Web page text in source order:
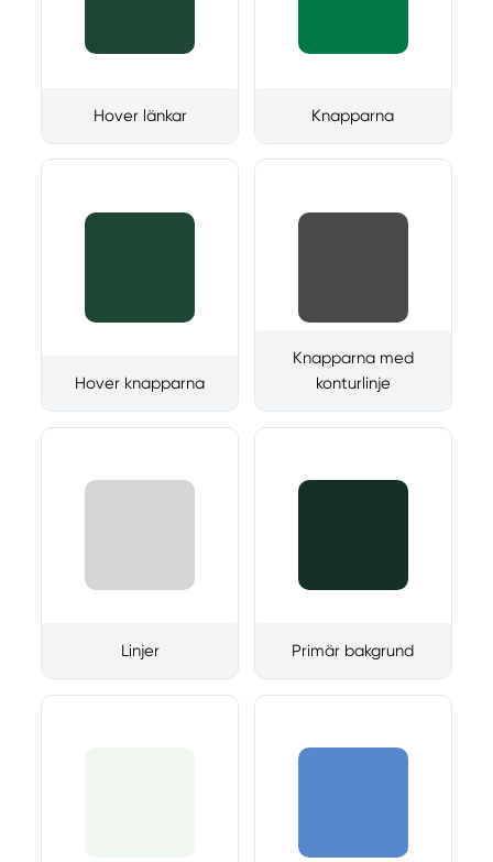
Hover länkar Knapparna
Hover knapparna
Knapparna med
konturlinje
Linjer Primär bakgrund